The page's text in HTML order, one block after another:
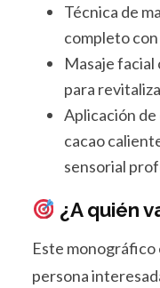
Técnica de
completo con
Masaje facial
para
Aplicación
cacao
sensorial
¿A quién
Este
persona